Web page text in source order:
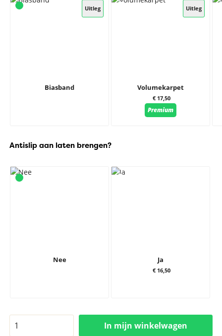
Uitleg
Biasband
Uitleg
Volumekarpet
€ 17,50
Premium
Antislip aan laten brengen?
Nee Ja
€ 16,50
In mijn winkelwagen